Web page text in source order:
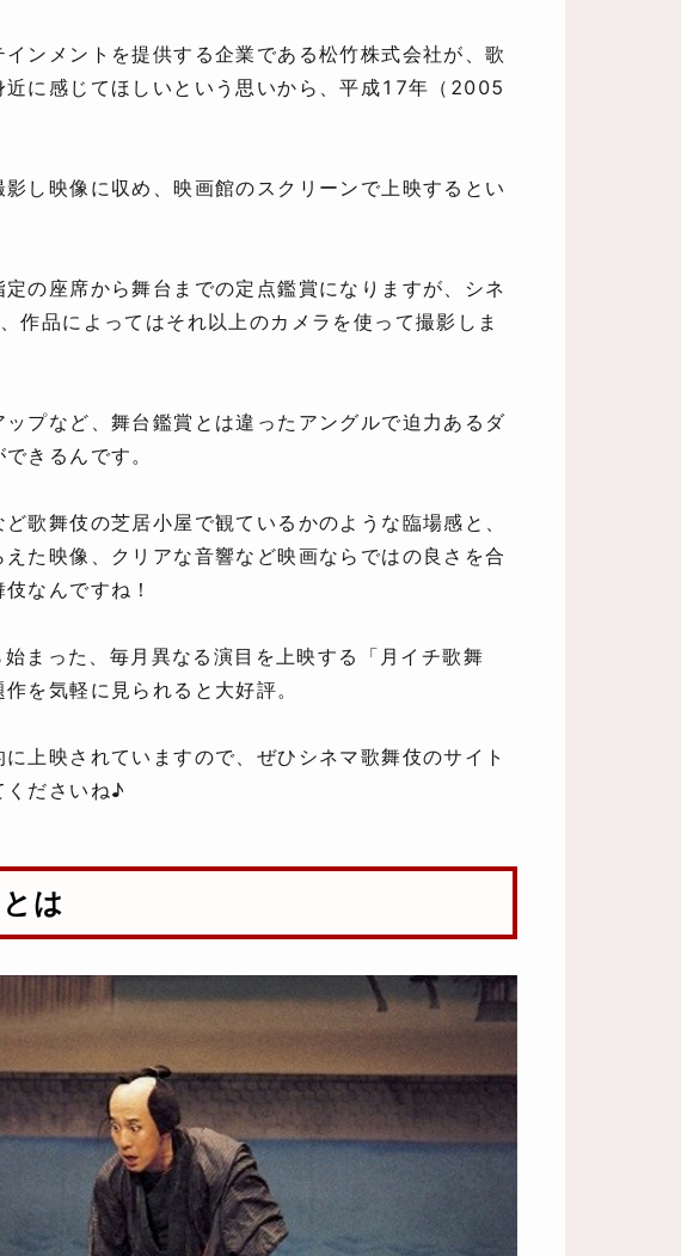
ンメントを提供する企業である松竹株式会社が、歌
に感じてほしいという思いから、平成17年（2005
し映像に収め、映画館のスクリーンで上映するとい
の座席から舞台までの定点鑑賞になりますが、シネ
作品によってはそれ以上のカメラを使って撮影しま
プなど、舞台鑑賞とは違ったアングルで迫力あるダ
きるんです。
歌舞伎の芝居小屋で観ているかのような臨場感と、
た映像、クリアな音響など映画ならではの良さを合
なんですね！
まった、毎月異なる演目を上映する「月イチ歌舞
を気軽に見られると大好評。
上映されていますので、ぜひシネマ歌舞伎のサイト
くださいね♪
は